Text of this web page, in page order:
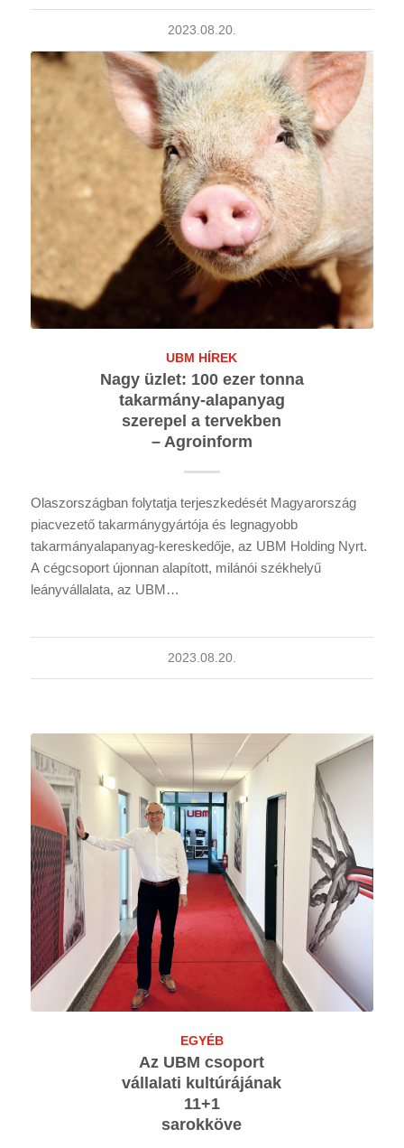
2023.08.20.
UBM HÍREK
Nagy üzlet: 100 ezer tonna
takarmány-alapanyag
szerepel a tervekben
– Agroinform
Olaszországban folytatja terjeszkedését Magyarország
piacvezető takarmánygyártója és legnagyobb
takarmányalapanyag-kereskedője, az UBM Holding Nyrt.
A cégcsoport újonnan alapított, milánói székhelyű
leányvállalata, az UBM…
2023.08.20.
EGYÉB
Az UBM csoport
vállalati kultúrájának
11+1
sarokköve